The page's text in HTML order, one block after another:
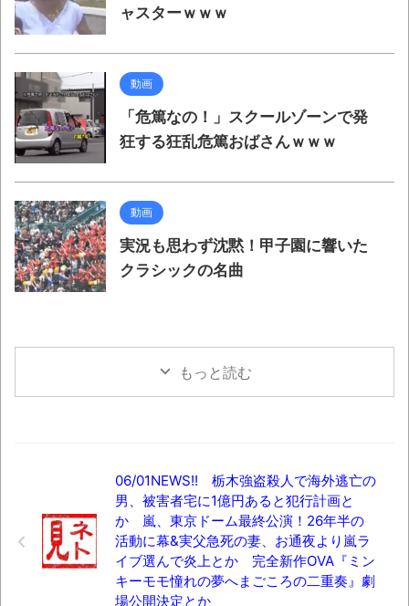
ャスターｗｗｗ
動画
「危篤なの！」スクールゾーンで発
狂する狂乱危篤おばさんｗｗｗ
動画
実況も思わず沈黙！甲子園に響いた
クラシックの名曲
もっと読む
06/01NEWS!! 栃木強盗殺人で海外逃亡の
男、被害者宅に1億円あると犯行計画と
か 嵐、東京ドーム最終公演！26年半の
活動に幕&実父急死の妻、お通夜より嵐ラ
イブ選んで炎上とか 完全新作OVA『ミン
キーモモ憧れの夢へまごころの二重奏』劇
場公開決定とか